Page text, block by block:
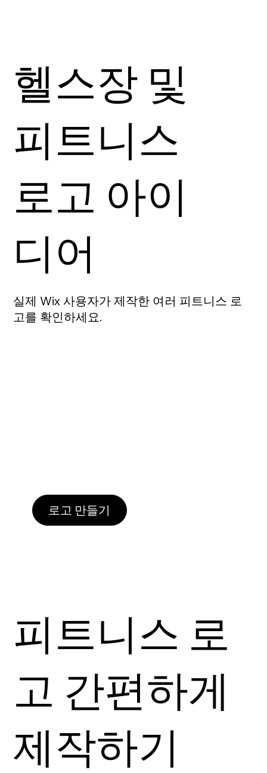
헬스장 및
피트니스
로고 아이
디어
실제 Wix 사용자가 제작한 여러 피트니스 로
고를 확인하세요.
로고 만들기
피트니스 로
고 간편하게
제작하기